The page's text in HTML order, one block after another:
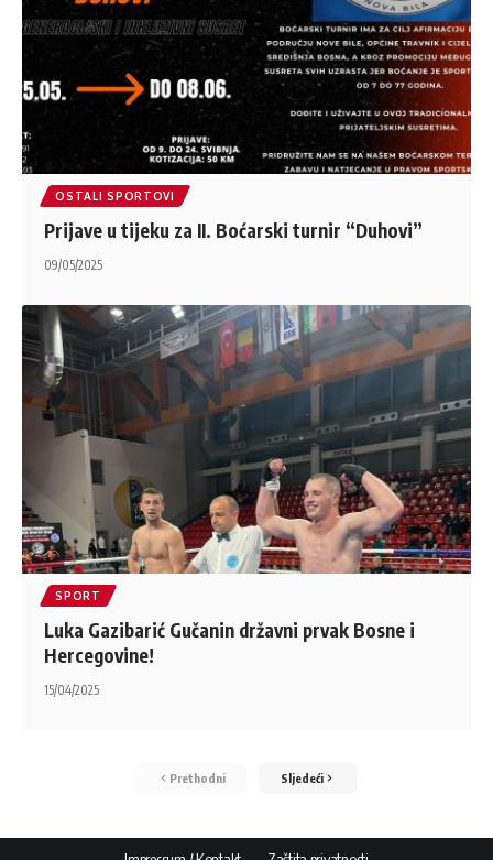
OSTALI SPORTOVI
Prijave u tijeku za II. Boćarski turnir “Duhovi”
09/05/2025
SPORT
Luka Gazibarić Gučanin državni prvak Bosne i
Hercegovine!
15/04/2025
Prethodni Sljedeći